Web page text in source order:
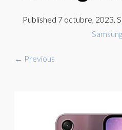
Published 7 octubre, 2023.
← Previous